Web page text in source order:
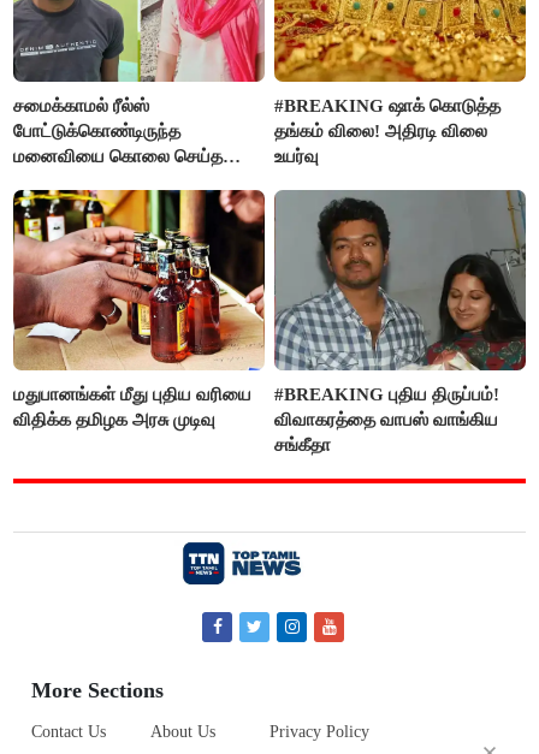
சமைக்காமல் ரீல்ஸ்
போட்டுக்கொண்டிருந்த
மனைவியை கொலை செய்த
#BREAKING ஷாக் கொடுத்த
தங்கம் விலை! அதிரடி விலை
உயர்வு
மதுபானங்கள் மீது புதிய வரியை
விதிக்க தமிழக அரசு முடிவு
#BREAKING புதிய திருப்பம்!
விவாகரத்தை வாபஸ் வாங்கிய
சங்கீதா
More Sections
Contact Us About Us Privacy Policy